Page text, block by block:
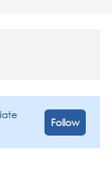
Follow